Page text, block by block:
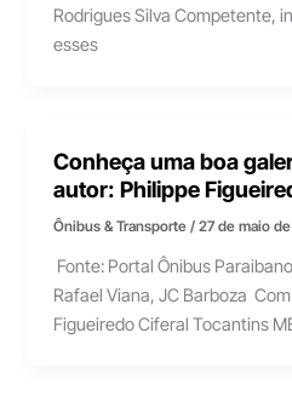
Rodrigues Silva Competente,
esses
Conheça uma boa
autor: Philippe
Ônibus & Transporte/27 de maio
Fonte: Portal Ônibus
Rafael Viana, JC Barboza
Figueiredo Ciferal Tocantins